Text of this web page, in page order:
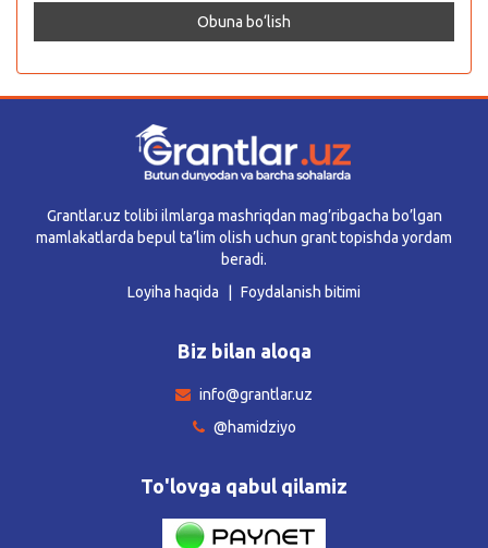
Grantlar.uz tolibi ilmlarga mashriqdan mag’ribgacha bo’lgan
mamlakatlarda bepul ta’lim olish uchun grant topishda yordam
beradi.
Loyiha haqida
Foydalanish bitimi
Biz bilan aloqa
info@grantlar.uz
@hamidziyo
To'lovga qabul qilamiz